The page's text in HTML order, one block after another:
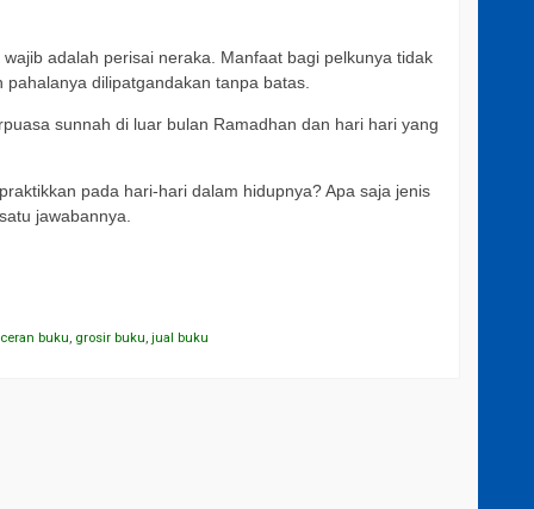
adalah perisai neraka. Manfaat bagi pelkunya tidak
dilipatgandakan tanpa batas.
sunnah di luar bulan Ramadhan dan hari hari yang
pada hari-hari dalam hidupnya? Apa saja jenis
jawabannya.
buku, grosir buku,jual buku